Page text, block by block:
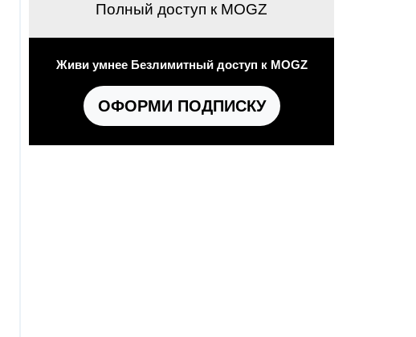
Полный доступ к MOGZ
Живи умнее Безлимитный доступ к MOGZ
ОФОРМИ ПОДПИСКУ